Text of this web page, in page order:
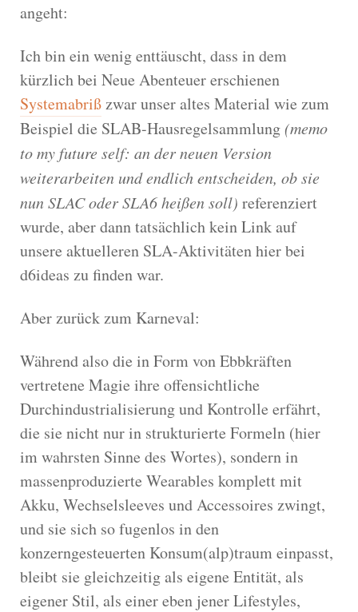
angeht:
Ich bin ein wenig enttäuscht, dass in dem
kürzlich bei Neue Abenteuer erschienen
Systemabrißzwar unser altes Material wie zum
Beispiel die SLAB-Hausregelsammlung (memo
to my future self: an der neuen Version
weiterarbeiten und endlich entscheiden, ob sie
nun SLAC oder SLA6 heißen soll) referenziert
wurde, aber dann tatsächlich kein Link auf
unsere aktuelleren SLA-Aktivitäten hier bei
d6ideas zu finden war.
Aber zurück zum Karneval:
Während also die in Form von Ebbkräften
vertretene Magie ihre offensichtliche
Durchindustrialisierung und Kontrolle erfährt,
die sie nicht nur in strukturierte Formeln (hier
im wahrsten Sinne des Wortes), sondern in
massenproduzierte Wearables komplett mit
Akku, Wechselsleeves und Accessoires zwingt,
und sie sich so fugenlos in den
konzerngesteuerten Konsum(alp)traum einpasst,
bleibt sie gleichzeitig als eigene Entität, als
eigener Stil, als einer eben jener Lifestyles,